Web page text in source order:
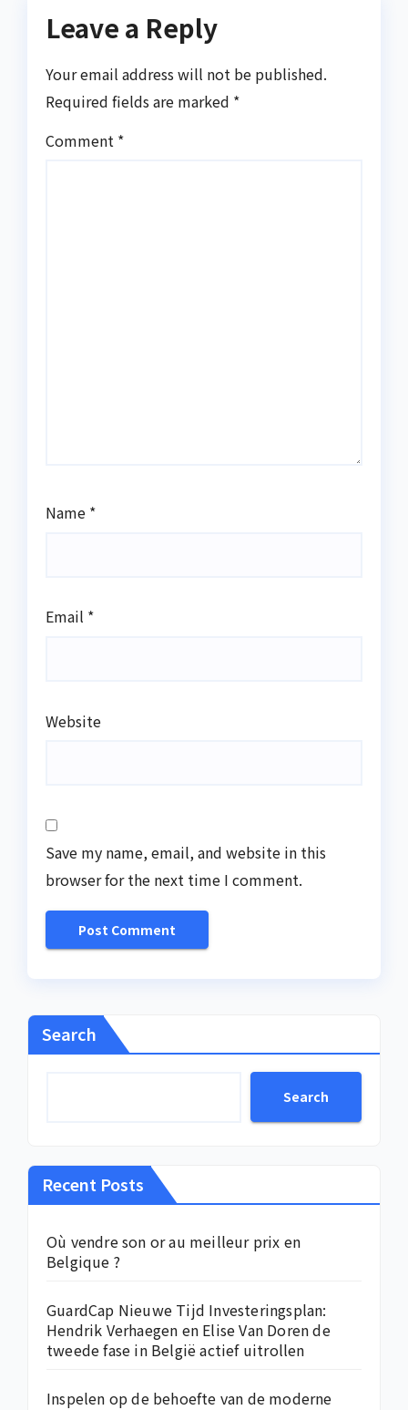
Leave a Reply
Your email address will not be published.
Required fields are marked *
Comment *
Name *
Email *
Website
Save my name, email, and website in this
browser for the next time I comment.
Search
Search
Recent Posts
Où vendre son or au meilleur prix en
Belgique ?
GuardCap Nieuwe Tijd Investeringsplan:
Hendrik Verhaegen en Elise Van Doren de
tweede fase in België actief uitrollen
Inspelen op de behoefte van de moderne